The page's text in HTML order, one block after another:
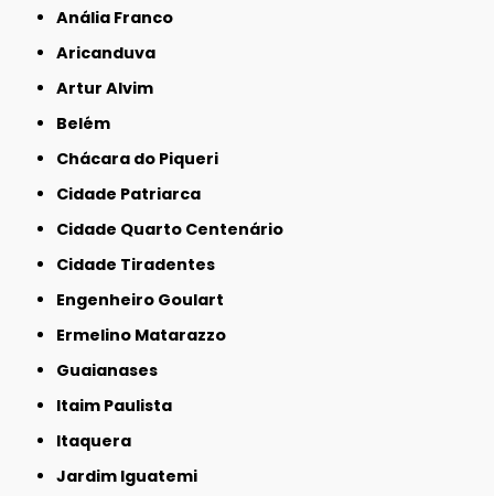
Anália Franco
Aricanduva
Artur Alvim
Belém
Chácara do Piqueri
Cidade Patriarca
Cidade Quarto Centenário
Cidade Tiradentes
Engenheiro Goulart
Ermelino Matarazzo
Guaianases
Itaim Paulista
Itaquera
Jardim Iguatemi